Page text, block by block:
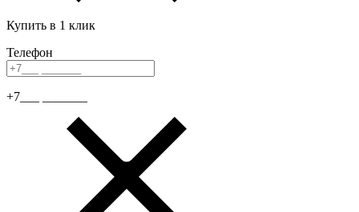
Купить в 1 клик
Телефон
+7___ _______